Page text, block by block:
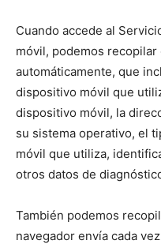
Cuando accede al
móvil, podemos
automáticamente, que
dispositivo móvil que
dispositivo móvil, la
su sistema operativo, el
móvil que utiliza,
otros datos de
También podemos
navegador envía cada